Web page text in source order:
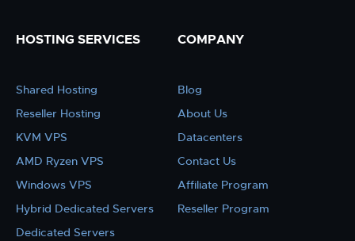
HOSTING SERVICES
Shared Hosting
Reseller Hosting
KVM VPS
AMD Ryzen VPS
Windows VPS
Hybrid Dedicated Servers
Dedicated Servers
COMPANY
Blog
About Us
Datacenters
Contact Us
Affiliate Program
Reseller Program